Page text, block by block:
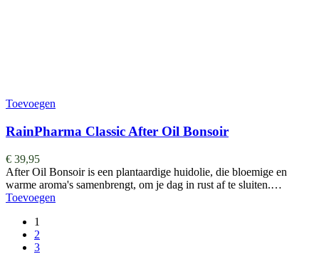
Toevoegen
RainPharma Classic After Oil Bonsoir
€ 39,95
After Oil Bonsoir is een plantaardige huidolie, die bloemige en
warme aroma's samenbrengt, om je dag in rust af te sluiten.…
Toevoegen
1
2
3